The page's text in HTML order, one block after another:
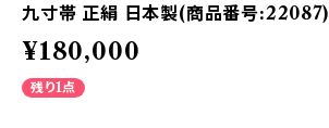
九寸帯 正絹 日本製(商品番号:22087)
¥180,000
残り1点